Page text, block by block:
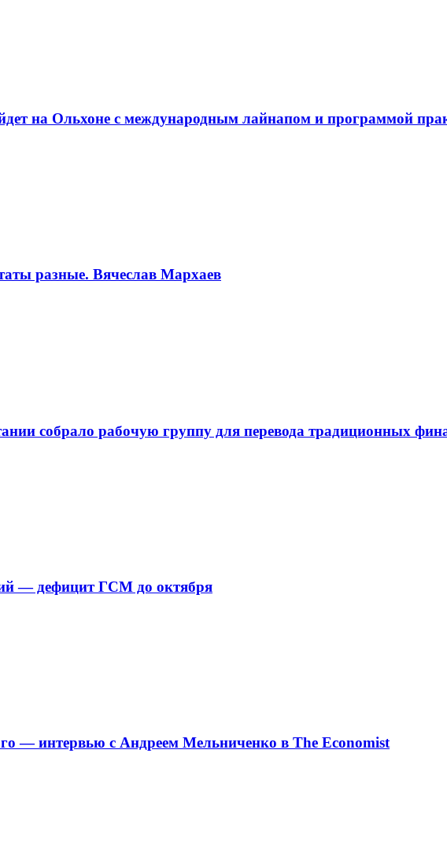
на Ольхоне с международным лайнапом и программой
разные. Вячеслав Мархаев
собрало рабочую группу для перевода традиционных
— дефицит ГСМ до октября
— интервью с Андреем Мельниченко в The Economist